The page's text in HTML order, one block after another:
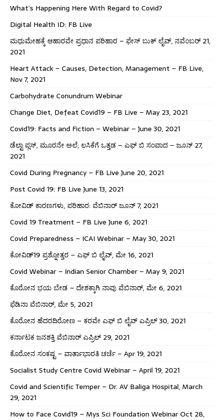
What’s Happening Here With Regard to Covid?
Digital Health ID: FB Live
ಮಧುಮೇಹಕ್ಕೆ ಆಹಾರವೇ ಪ್ರಧಾನ ಪರಿಹಾರ – ಫೇಸ್ ಬುಕ್ ಲೈವ್, ನವೆಂಬರ್ 21,
2021
Heart Attack – Causes, Detection, Management – FB Live,
Nov 7, 2021
Carbohydrate Conundrum Webinar
Change Diet, Defeat Covid19 – FB Live – May 23, 2021
Covid19: Facts and Fiction – Webinar – June 30, 2021
ಡೆಲ್ಟಾ ಪ್ಲಸ್, ಮೂರನೇ ಅಲೆ, ಲಸಿಕೆಗೆ ಒತ್ತಡ – ಎಫ್ ಬಿ ಸಂವಾದ – ಜೂನ್ 27,
2021
Covid During Pregnancy – FB Live June 20, 2021
Post Covid 19: FB Live June 13, 2021
ಕೋವಿಡ್ ಕಾರಣಗಳು, ಪರಿಹಾರ: ವೆಬಿನಾರ್ ಜೂನ್ 7, 2021
Covid 19 Treatment – FB Live June 6, 2021
Covid Preparedness – ICAI Webinar – May 30, 2021
ಕೋವಿಡ್19 ಪ್ರಶ್ನೋತ್ತರ – ಎಫ್ ಬಿ ಲೈವ್, ಮೇ 16, 2021
Covid Webinar – Indian Senior Chamber – May 9, 2021
ಕೊರೋನ ಭಯ ಬೇಡ – ದೇಶಕ್ಕಾಗಿ ನಾವು ವೆಬಿನಾರ್, ಮೇ 6, 2021
ಫೆಡಿನಾ ವೆಬಿನಾರ್, ಮೇ 5, 2021
ಕೊರೋನ ಹೆದರದಿರೋಣ – ಕರವೇ ಎಫ್ ಬಿ ಲೈವ್ ಎಪ್ರಿಲ್ 30, 2021
ಕರ್ನಾಟಕ ಜನಶಕ್ತಿ ವೆಬಿನಾರ್ ಎಪ್ರಿಲ್ 29, 2021
ಕೊರೋನ ಸಂಕಷ್ಟ – ವಾರ್ತಾಭಾರತಿ ಚರ್ಚೆ – Apr 19, 2021
Socialist Study Centre Covid Webinar – April 19, 2021
Covid and Scientific Temper – Dr. AV Baliga Hospital, March
29, 2021
How to Face Covid19 – Mys Sci Foundation Webinar Oct 28,